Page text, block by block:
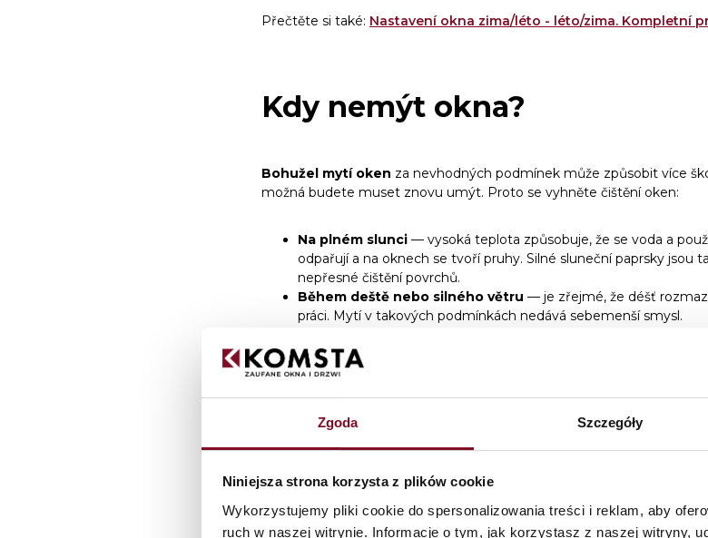
Zgoda Szczegóły
Niniejsza strona korzysta z plików cookie
Wykorzystujemy pliki cookie do spersonalizowania treści i reklam, aby
ruch w naszej witrynie. Informacje o tym, jak korzystasz z naszej witryny,
Přečtěte si také: Nastavení okna zima/léto - léto/zima. Kompletní
Kdy nemýt okna?
Bohužel mytí oken za nevhodných podmínek může způsobit více
možná budete muset znovu umýt. Proto se vyhněte čištění oken:
Na plném slunci — vysoká teplota způsobuje, že se voda a
odpařují a na oknech se tvoří pruhy. Silné sluneční paprsky jsou
nepřesné čištění povrchů.
Během deště nebo silného větru — je zřejmé, že déšť
práci. Mytí v takových podmínkách nedává sebemenší smysl.
skla.
S čím umýt okna tak, aby na
žádné šmouhy?